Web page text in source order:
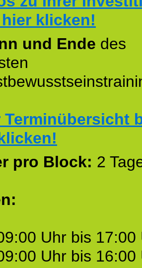
klicken!
und Ende des
Terminübersicht
pro Block: 2
Uhr bis 17:00
Uhr bis 16:00